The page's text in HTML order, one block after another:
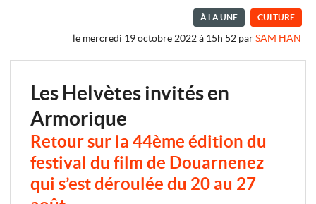
À LA UNE CULTURE
le mercredi 19 octobre 2022 à 15h 52 parSAM HAN
Les Helvètes invités en
Armorique
Retour sur la 44ème édition du
festival du film de Douarnenez
qui s’est déroulée du 20 au 27